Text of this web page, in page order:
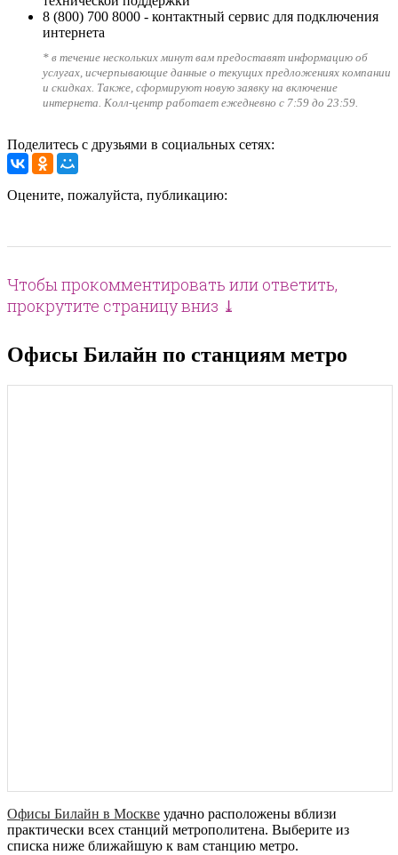
8 (800) 700 8000 - контактный сервис для подключения
интернета
* в течение нескольких минут вам предоставят информацию об
услугах, исчерпывающие данные о текущих предложениях компании
и скидках. Также, сформируют новую заявку на включение
интернета. Колл-центр работает ежедневно с 7:59 до 23:59.
Поделитесь с друзьями в социальных сетях:
Оцените, пожалуйста, публикацию:
Чтобы прокомментировать или ответить,
прокрутите страницу вниз ⤓
Офисы Билайн по станциям метро
Офисы Билайн в Москве удачно расположены вблизи
практически всех станций метрополитена. Выберите из
списка ниже ближайшую к вам станцию метро.